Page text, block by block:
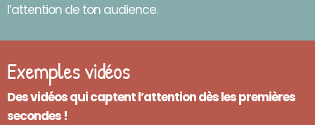
l’attention de ton audience.
Exemples vidéos
Des vidéos qui captent l’attention dès les premières
secondes !